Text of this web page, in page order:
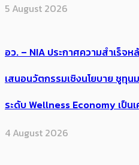
5 August 2026
อว. – NIA ประกาศความสำเร็จ
เสนอนวัตกรรมเชิงนโยบาย ชูทุ
ระดับ Wellness Economy เป็น
4 August 2026